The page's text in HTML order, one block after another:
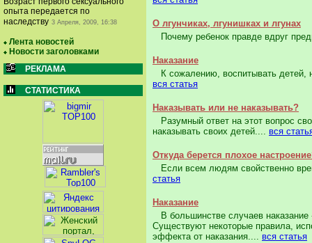
опыта передается по
наследству 3 Апреля, 2009, 16:38
Лента новостей
Новости заголовками
РЕКЛАМА
СТАТИСТИКА
О лгунчиках, лгунишках и лгунах
Почему ребенок правде вдруг
Наказание
К сожалению, воспитывать детей,
вся статья
Наказывать или не наказывать?
Разумный ответ на этот вопрос
наказывать своих детей.... вся
Откуда берется плохое
Если всем людям свойственно
статья
Наказание
В большинстве случаев
Существуют некоторые правила,
эффекта от наказания.... вся статья